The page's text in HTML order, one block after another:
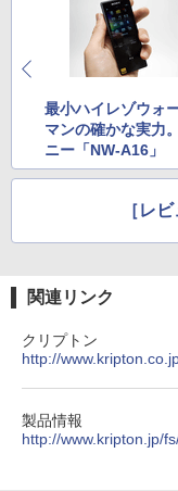
最小ハイレゾウォ
マンの確かな実力
ニー「NW-A16」
［レ
関連リンク
クリプトン
http://
製品情報
http://www.kripton.jp/